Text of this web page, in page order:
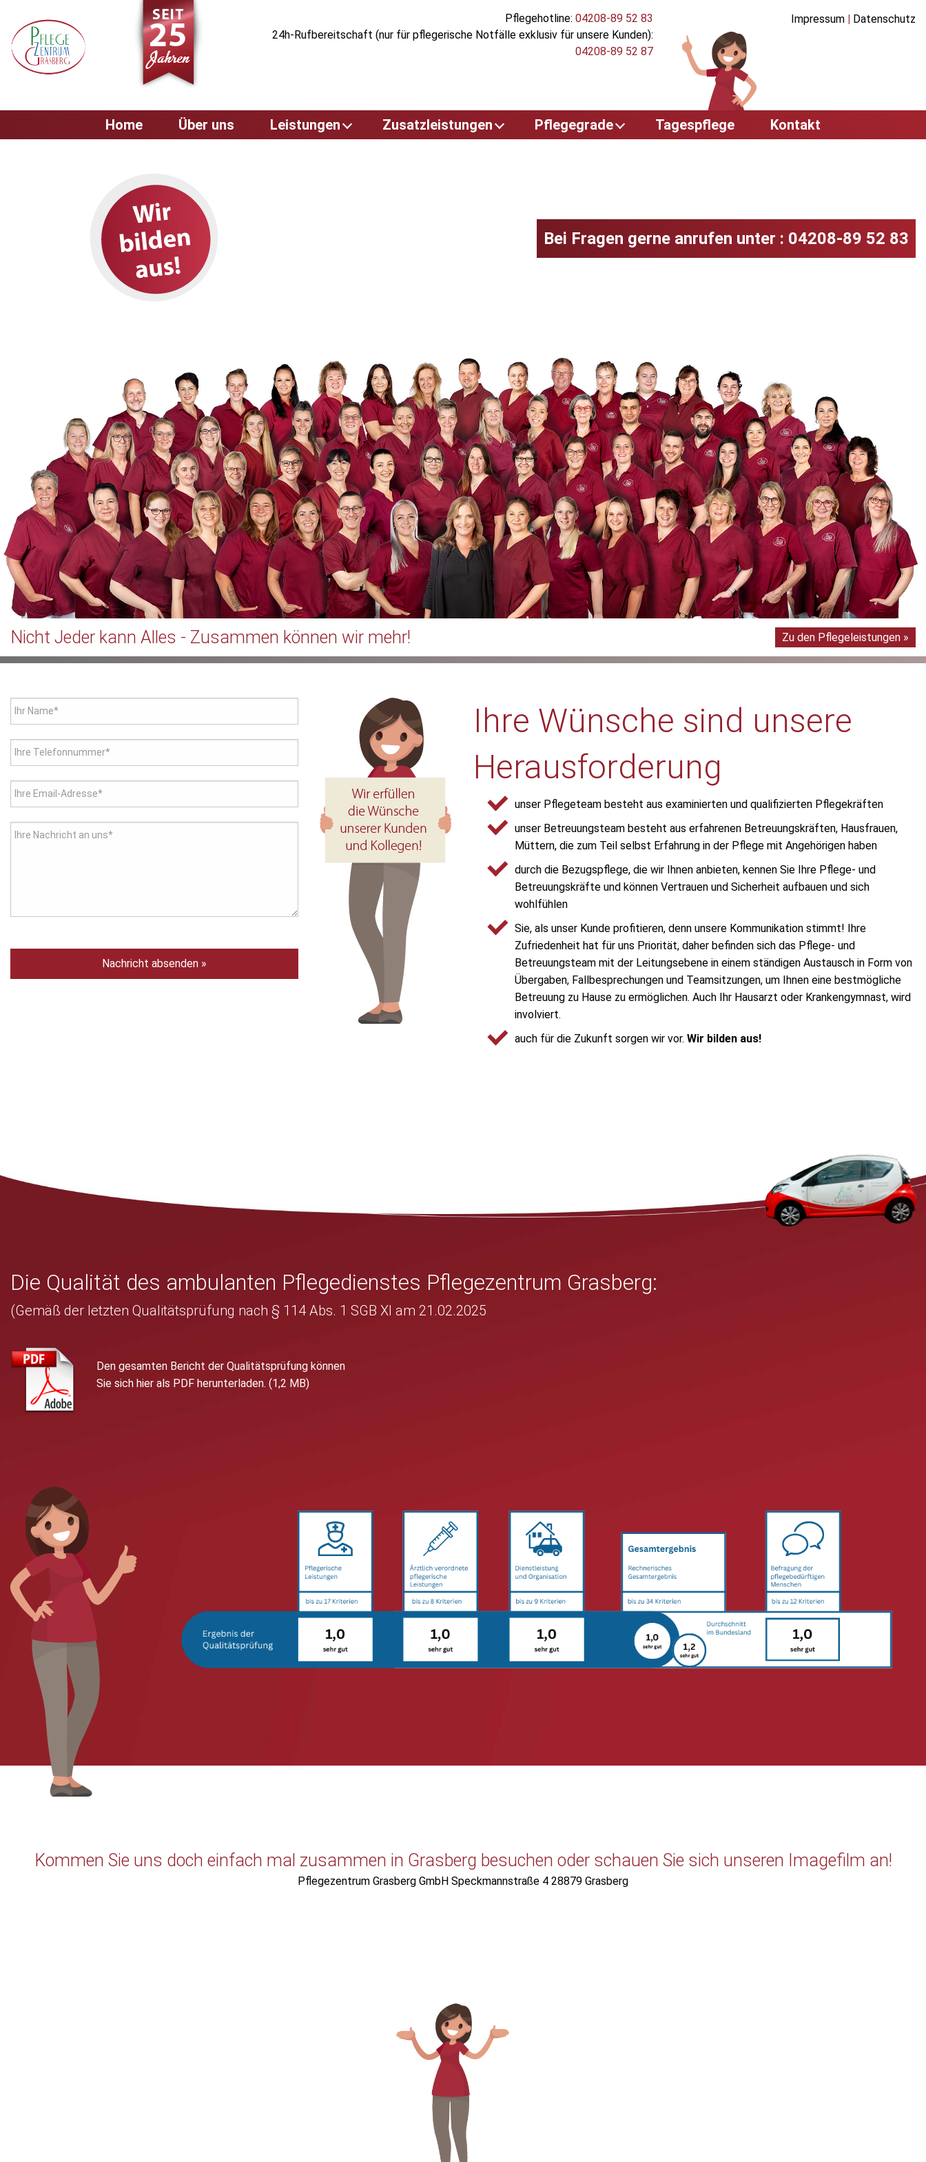
Pflegehotline: 04208-89 52 83
24h-Rufbereitschaft (nur für pflegerische Notfälle exklusiv für unsere Kunden):
04208-89 52 87
Impressum | Datenschutz
Home Über uns Leistungen
Leistungsübersicht
Grundpflegerische
Versorgung
Hauswirtschaftliche
Kostenlose
Pflegeberatung
Allgemeine beratende
Dienste
Vermittlung von anderen
Serviceleistungen
Zusatzleistungen Pflegegrade
Pflegegrad 3
Pflegegrad 4
Tagespflege Kontakt
Bei Fragen gerne anrufen unter : 04208-89 52 83
Nicht Jeder kann Alles - Zusammen können wir mehr! Zu den Pflegeleistungen »
Ihr Name*
Ihre Telefonnummer*
Ihre Email-Adresse*
Ihre Nachricht an uns*
Ihre Wünsche sind unsere
Herausforderung
unser Pflegeteam besteht aus examinierten und qualifizierten Pflegekräften
unser Betreuungsteam besteht aus erfahrenen Betreuungskräften, Hausfrauen,
Müttern, die zum Teil selbst Erfahrung in der Pflege mit Angehörigen haben
durch die Bezugspflege, die wir Ihnen anbieten, kennen Sie Ihre Pflege- und
Betreuungskräfte und können Vertrauen und Sicherheit aufbauen und sich
wohlfühlen
Sie, als unser Kunde profitieren, denn unsere Kommunikation stimmt! Ihre
Zufriedenheit hat für uns Priorität, daher befinden sich das Pflege- und
Betreuungsteam mit der Leitungsebene in einem ständigen Austausch in Form von
Übergaben, Fallbesprechungen und Teamsitzungen, um Ihnen eine bestmögliche
Betreuung zu Hause zu ermöglichen. Auch Ihr Hausarzt oder Krankengymnast, wird
involviert.
auch für die Zukunft sorgen wir vor. Wir bilden aus!
Die Qualität des ambulanten Pflegedienstes Pflegezentrum Grasberg:
(Gemäß der letzten Qualitätsprüfung nach § 114 Abs. 1 SGB XI am 21.02.2025
Den gesamten Bericht der Qualitätsprüfung können
Sie sich hier als PDF herunterladen. (1,2 MB)
Kommen Sie uns doch einfach mal zusammen in Grasberg besuchen oder schauen Sie sich unseren Imagefilm an!
Pflegezentrum Grasberg GmbH Speckmannstraße 4 28879 Grasberg